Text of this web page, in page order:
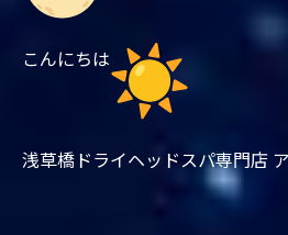
こんにちは
浅草橋ドライヘッドスパ専門店